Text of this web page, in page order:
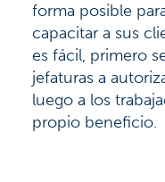
forma posible
capacitar a sus
es fácil, primero
jefaturas a
luego a los
propio beneficio.